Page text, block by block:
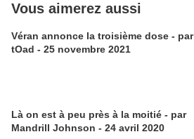
Vous aimerez aussi
Véran annonce la troisième dose - par
tOad - 25 novembre 2021
Là on est à peu près à la moitié - par
Mandrill Johnson - 24 avril 2020